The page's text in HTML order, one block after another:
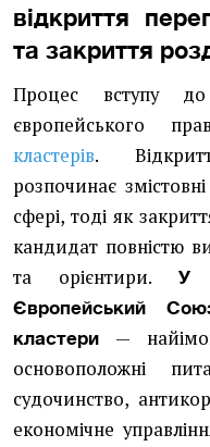
відкриття
та закриття
Процес вступу
європейського
кластерів.
розпочинає
сфері, тоді як
кандидат повністю
та орієнтири.У
Європейський
кластери —
основоположні
судочинство,
економічне